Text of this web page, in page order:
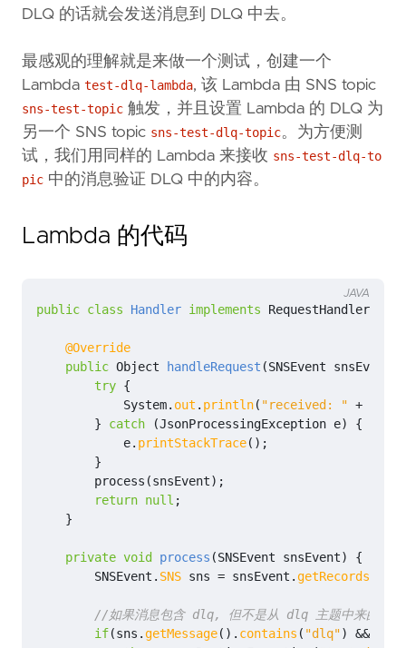
DLQ 的话就会发送消息到 DLQ 中去。
最感观的理解就是来做一个测试，创建一个
Lambda test-dlq-lambda, 该 Lambda 由 SNS topic
sns-test-topic 触发，并且设置 Lambda 的 DLQ 为
另一个 SNS topic sns-test-dlq-topic。为方便测
试，我们用同样的 Lambda 来接收 sns-test-dlq-to
pic 中的消息验证 DLQ 中的内容。
Lambda 的代码
public class Handler implements RequestHandler
@Override
public Object handleRequest (SNSEvent snsEvent
try {
System. out . println( "received: " +
}
catch (JsonProcessingException e)
{
e. printStackTrace();
}
process (snsEvent);
return null ;
}
private void process (SNSEvent snsEvent)
{
SNSEvent . SNS sns = snsEvent .getRecords
//如果消息包含 dlq, 但不是从 dlq 主题中来的消息
if(sns .getMessage(). contains ( "dlq") &&
JAVA